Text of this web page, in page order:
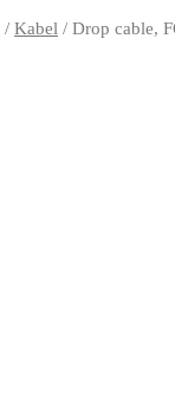
/ Kabel / Drop cable,